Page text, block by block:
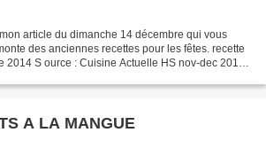
article du dimanche 14 décembre qui vous
des anciennes recettes pour les fêtes. recette
S ource : Cuisine Actuelle HS nov-dec 2014
A LA MANGUE